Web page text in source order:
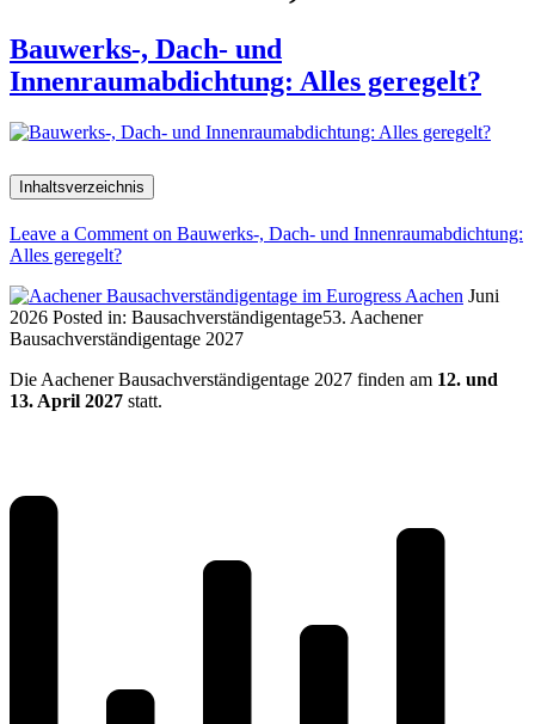
Bauwerks-, Dach- und
Innenraumabdichtung: Alles geregelt?
Inhaltsverzeichnis
Leave a Comment on Bauwerks-, Dach- und Innenraumabdichtung:
Alles geregelt?
Juni
2026 Posted in: Bausachverständigentage53. Aachener
Bausachverständigentage 2027
Die Aachener Bausachverständigentage 2027 finden am 12. und
13. April 2027 statt.